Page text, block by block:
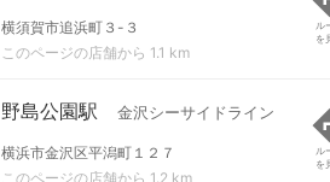
横須賀市追浜町３-３
このページの店舗から 1.1 km
ル
を
野島公園駅 金沢シーサイドライン
横浜市金沢区平潟町１２７
このページの店舗から 1.2 km
ル
を